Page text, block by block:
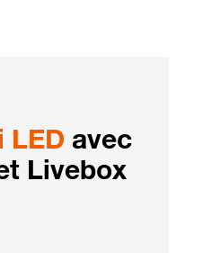
LED avec
Livebox